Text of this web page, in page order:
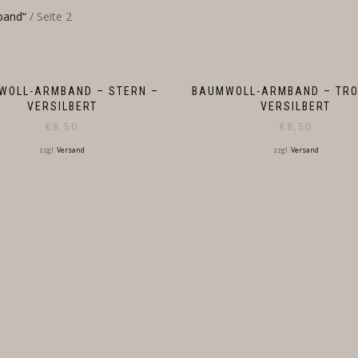
/ Seite 2
ARMBAND – STERN –
VERSILBERT
€ 8,50
zzgl.Versand
BAUMWOLL-ARMBAND –
VERSILBERT
€ 8,50
zzgl.Versand